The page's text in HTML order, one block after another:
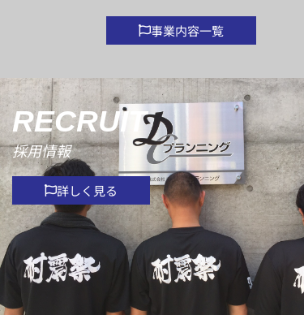
事業内容一覧
RECRUIT
採用情報
詳しく見る